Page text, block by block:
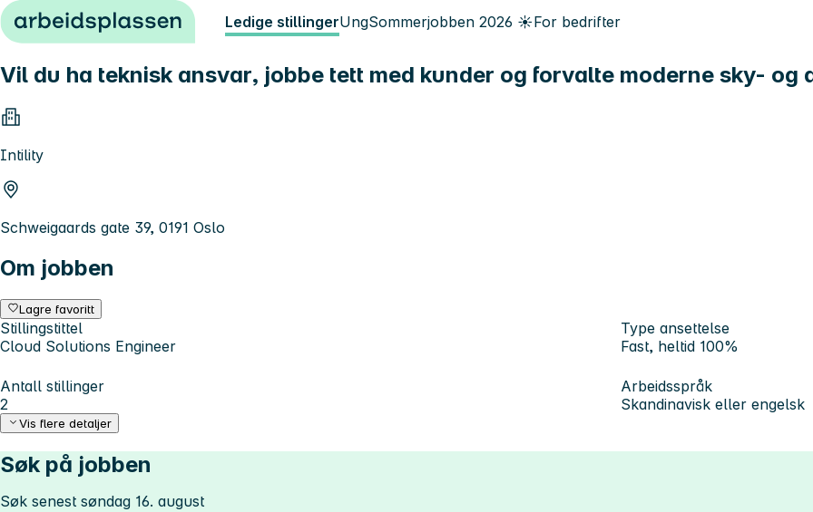
Hopp til innhold Ledige stillingerUngSommerjobben 2026 ☀️For bedrifter
Vil du ha teknisk ansvar, jobbe tett med kunder og forvalte moderne sky- og
Intility
Schweigaards gate 39, 0191 Oslo
Om jobben
Lagre favoritt
Stillingstittel
Cloud Solutions Engineer
Type ansettelse
Fast, heltid 100%
Antall stillinger
2
Arbeidsspråk
Skandinavisk eller engelsk
Vis flere detaljer
Søk på jobben
Søk senest søndag 16. august